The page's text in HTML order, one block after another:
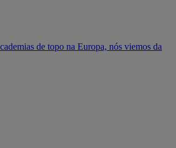
de topo na Europa, nós viemos da